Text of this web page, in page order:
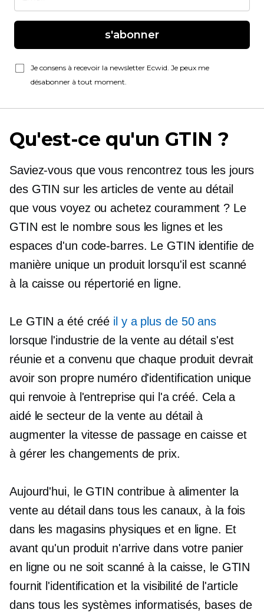
s'abonner
Je consens à recevoir la newsletter Ecwid. Je peux me
désabonner à tout moment.
Qu'est-ce qu'un GTIN ?
Saviez-vous que vous rencontrez tous les jours
des GTIN sur les articles de vente au détail
que vous voyez ou achetez couramment ? Le
GTIN est le nombre sous les lignes et les
espaces d'un code-barres. Le GTIN identifie de
manière unique un produit lorsqu'il est scanné
à la caisse ou répertorié en ligne.
Le GTIN a été créé il y a plus de 50 ans
lorsque l'industrie de la vente au détail s'est
réunie et a convenu que chaque produit devrait
avoir son propre numéro d'identification unique
qui renvoie à l'entreprise qui l'a créé. Cela a
aidé le secteur de la vente au détail à
augmenter la vitesse de passage en caisse et
à gérer les changements de prix.
Aujourd'hui, le GTIN contribue à alimenter la
vente au détail dans tous les canaux, à la fois
dans les magasins physiques et en ligne. Et
avant qu'un produit n'arrive dans votre panier
en ligne ou ne soit scanné à la caisse, le GTIN
fournit l'identification et la visibilité de l'article
dans tous les systèmes informatisés, bases de